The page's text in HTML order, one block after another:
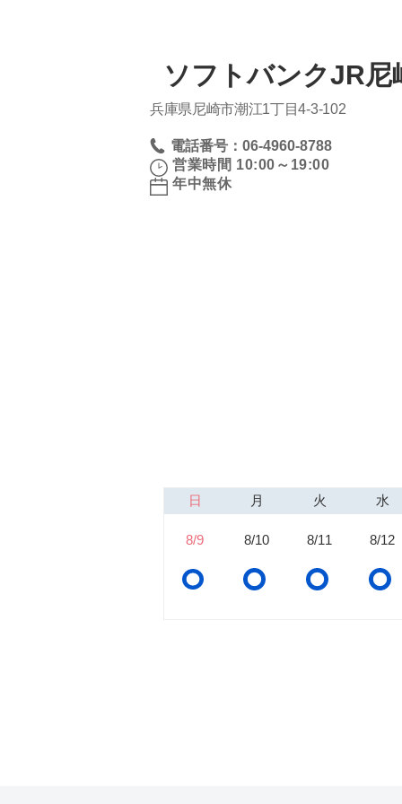
ソフトバンクJR尼
兵庫県尼崎市潮江1丁目4‐3‐102
電話番号：06-4960-8788
営業時間 10:00～19:00
年中無休
日 月 火 水
8/9 8/10 8/11 8/12